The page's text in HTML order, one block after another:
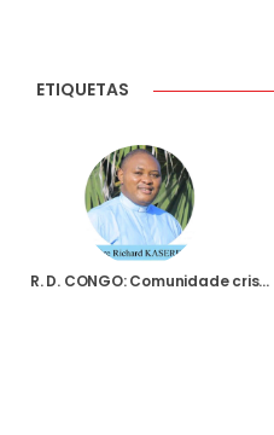
ETIQUETAS
R. D. CONGO: Comunidade cristã chora a morte do Padre Richard Masivi, assassinado após a celebração de uma Missa